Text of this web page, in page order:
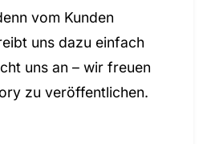
vom Kunden
uns dazu einfach
uns an – wir freuen
zu veröffentlichen.